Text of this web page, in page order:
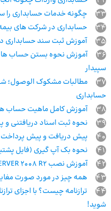
33
چگونه خدمات حسابداری را
34
حسابداری در شرکت های
35
آموزش ثبت سند حسابداری در
36
آموزش نحوه بستن حساب ها
سپیدار
37
مطالبات مشکوک الوصول؛
حسابداری
38
آموزش کامل ماهیت حساب
39
نحوه ثبت‌ اسناد دریافتنی و
40
پیش دریافت و پیش پرداخت
41
نحوه بک آپ گیری (فایل
42
آموزش نصب SQL SERVER 2008 R2
43
همه چیز در مورد صورت
44
ترازنامه چیست؟ با اجزای
شوید!